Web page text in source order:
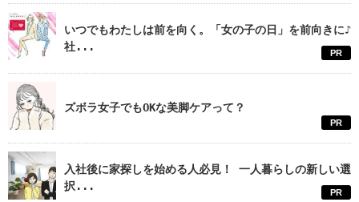
いつでもわたしは前を向く。「女の子の日」を前向きに♪
社...
PR
ズボラ女子でもOKな美脚ケアって？
PR
入社後に家探しを始める人必見！ 一人暮らしの新しい選
択...
PR